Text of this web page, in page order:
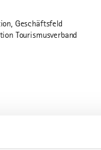
Geschäftsfeld
Tourismusverband